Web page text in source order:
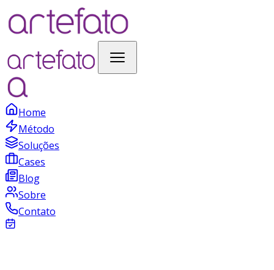
Home
Método
Soluções
Cases
Blog
Sobre
Contato